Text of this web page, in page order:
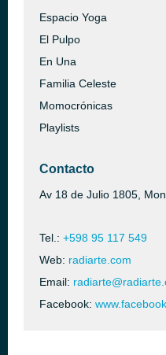
Espacio Yoga
El Pulpo
En Una
Familia Celeste
Momocrónicas
Playlists
Contacto
Av 18 de Julio 1805,
Tel.: +598 95 117 549
Web: radiarte.com
Email:
Facebook: